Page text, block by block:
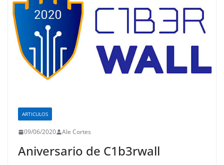
ARTICULOS
09/06/2020 Ale Cortes
Aniversario de C1b3rwall